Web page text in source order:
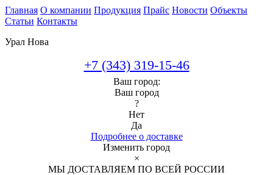
Главная О компании Продукция Прайс Новости Объекты
Статьи Контакты
Урал Нова
+7 (343) 319-15-46
Ваш город:
Ваш город
?
Нет
Да
Подробнее о доставке
Изменить город
×
МЫ ДОСТАВЛЯЕМ ПО ВСЕЙ РОССИИ